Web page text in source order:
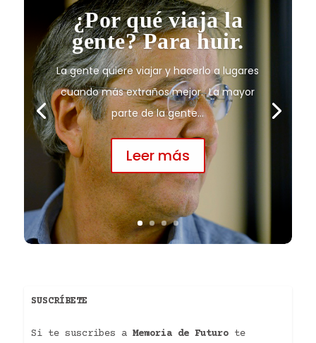
¿Por qué viaja la
gente? Para huir.
La gente quiere viajar y hacerlo a lugares
cuando más extraños mejor. La mayor
parte de la gente...
Leer más
SUSCRÍBETE
Si te suscribes a Memoria de Futurote